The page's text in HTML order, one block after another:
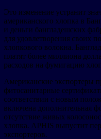
Это изменение устранит
американского хлопка в
и деньги бангладешских
для удовлетворения своих
хлопкового волокна.
платят более миллиона
расходов на фумигацию
Американские экспортеры
фитосанитарные
соответствии с новым
включена дополнительная
отсутствие живых
хлопка. APHIS выпустит
экспортеров.